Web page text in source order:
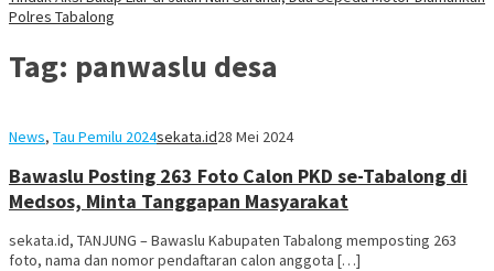
Polres Tabalong
Tag: panwaslu desa
News, Tau Pemilu 2024sekata.id28 Mei 2024
Bawaslu Posting 263 Foto Calon PKD se-Tabalong di
Medsos, Minta Tanggapan Masyarakat
sekata.id, TANJUNG – Bawaslu Kabupaten Tabalong memposting 263
foto, nama dan nomor pendaftaran calon anggota […]